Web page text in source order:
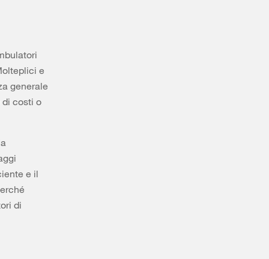
e
generale
di costi o
e il
di